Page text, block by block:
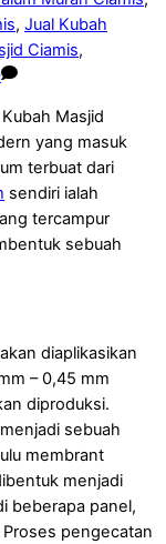
, Jual Kubah
Ciamis,
Masjid
yang masuk
terbuat dari
sendiri ialah
tercampur
sebuah
diaplikasikan
– 0,45 mm
diproduksi.
sebuah
membrant
menjadi
beberapa panel,
pengecatan